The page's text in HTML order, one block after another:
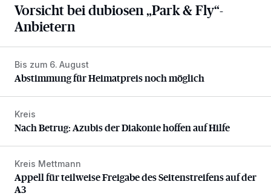
Vorsicht bei dubiosen „Park & Fly“-
Anbietern
Abstimmung für Heimatpreis noch möglich
Bis zum 6. August
Abstimmung für Heimatpreis noch möglich
Nach Betrug: Azubis der Diakonie hoffen auf Hilfe
Kreis
Nach Betrug: Azubis der Diakonie hoffen auf Hilfe
Appell für teilweise Freigabe des Seitenstreifens auf der A3
Kreis Mettmann
Appell für teilweise Freigabe des Seitenstreifens auf der
A3